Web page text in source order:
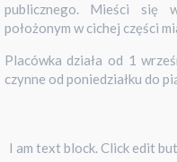
publicznego. Mieści się
położonym w cichej części
Placówka działa od 1
czynne od poniedziałku do
I am text block. Click edit